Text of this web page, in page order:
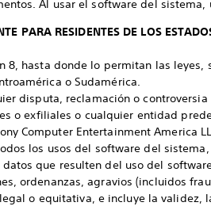
Al usar el software del
PARA RESIDENTES DE LOS
8, hasta donde lo permitan las
o Sudamérica.
disputa, reclamación o
o exfiliales o cualquier entidad
Computer Entertainment America
los usos del software del
que resulten del uso del
ordenanzas, agravios (incluidos
o equitativa, e incluye la validez,